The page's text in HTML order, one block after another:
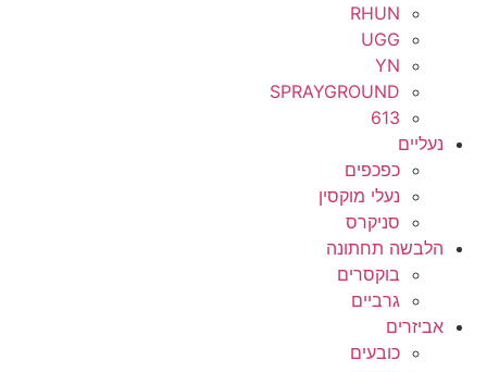
RHUN
UGG
YN
SPRAYGROUND
613
נעליים
כפכפים
נעלי מוקסין
סניקרס
הלבשה תחתונה
בוקסרים
גרביים
אביזרים
כובעים